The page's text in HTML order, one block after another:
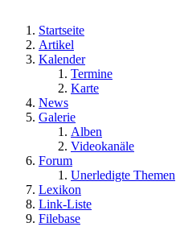
Startseite
Artikel
Kalender
Termine
Karte
News
Galerie
Alben
Videokanäle
Forum
Unerledigte Themen
Lexikon
Link-Liste
Filebase